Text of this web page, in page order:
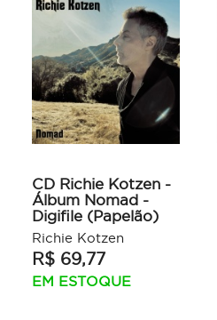
CD Richie Kotzen -
Álbum Nomad -
Digifile (Papelão)
Richie Kotzen
R$ 69,77
EM ESTOQUE